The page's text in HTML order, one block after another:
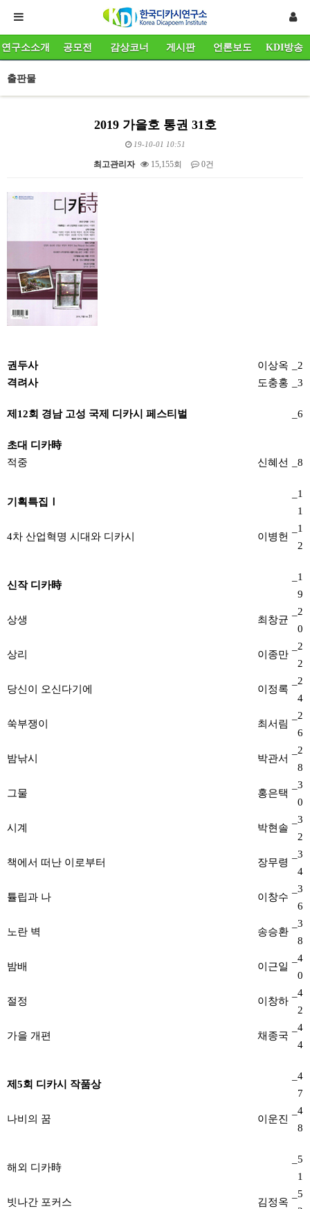
연구소소개 공모전 감상코너 게시판 언론보도 KDI방송
출판물
2019 가을호 통권 31호
19-10-01 10:51
최고관리자 15,155회 0건
본문
권두사 이상옥
_2
격려사
도충홍 _3
제12회 경남 고성 국제 디카시 페스티벌 _6
초대 디카時
적중
신혜선 _8
기획특집Ⅰ
_1
1
4차 산업혁명 시대와 디카시 이병헌
_1
2
신작 디카時
_1
9
상생 최창균
_2
0
상리 이종만
_2
2
당신이 오신다기에 이정록
_2
4
쑥부쟁이 최서림
_2
6
밤낚시 박관서
_2
8
그물 홍은택
_3
0
시계 박현솔
_3
2
책에서 떠난 이로부터 장무령
_3
4
튤립과 나 이창수
_3
6
노란 벽 송승환
_3
8
밤배 이근일
_4
0
절정 이창하
_4
2
가을 개편 채종국
_4
4
제5회 디카시 작품상
_4
7
나비의 꿈 이운진
_4
8
해외 디카時
_5
1
빗나간 포커스 김정옥
_5